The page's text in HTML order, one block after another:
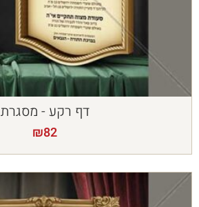
דף רקע - מסגרת
₪82